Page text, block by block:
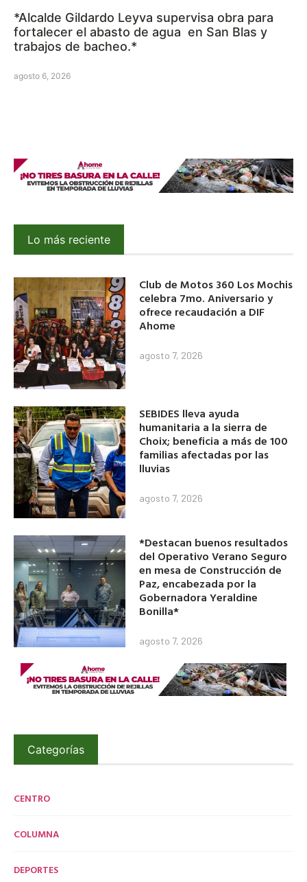
*Alcalde Gildardo Leyva supervisa obra para
fortalecer el abasto de agua en San Blas y
trabajos de bacheo.*
agosto 6, 2026
Lo más reciente
Club de Motos 360 Los Mochis
celebra 7mo. Aniversario y
ofrece recaudación a DIF
Ahome
agosto 7, 2026
SEBIDES lleva ayuda
humanitaria a la sierra de
Choix; beneficia a más de 100
familias afectadas por las
lluvias
agosto 7, 2026
*Destacan buenos resultados
del Operativo Verano Seguro
en mesa de Construcción de
Paz, encabezada por la
Gobernadora Yeraldine
Bonilla*
agosto 7, 2026
Categorías
CENTRO
COLUMNA
DEPORTES